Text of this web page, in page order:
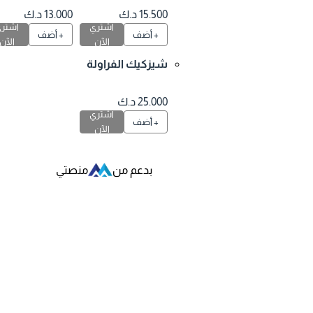
15.500 د.ك
+ أضف
اشتري
الآن
13.000 د.ك
+ أضف
اشتري
الآن
شيزكيك الفراولة
25.000 د.ك
+ أضف
اشتري
الآن
بدعم من منصتي